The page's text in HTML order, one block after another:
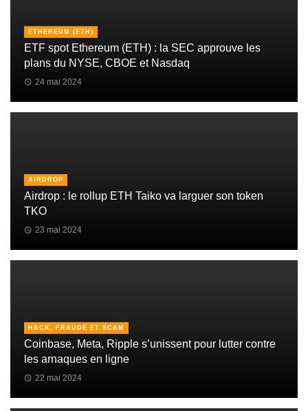
ETHEREUM (ETH)
ETF spot Ethereum (ETH) : la SEC approuve les
plans du NYSE, CBOE et Nasdaq
24 mai 2024
AIRDROP
Airdrop : le rollup ETH Taiko va larguer son token
TKO
23 mai 2024
HACK, FRAUDE ET SCAM
Coinbase, Meta, Ripple s’unissent pour lutter contre
les arnaques en ligne
22 mai 2024